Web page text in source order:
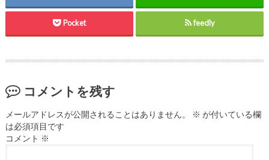
Pocket feedly
コメントを残す
メールアドレスが公開されることはありません。 ※ が付いている欄
は必須項目です
コメント ※